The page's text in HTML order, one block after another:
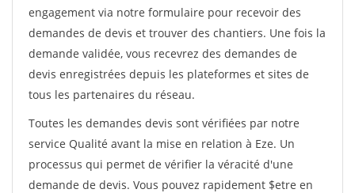
engagement via notre formulaire pour recevoir des
demandes de devis et trouver des chantiers. Une fois la
demande validée, vous recevrez des demandes de
devis enregistrées depuis les plateformes et sites de
tous les partenaires du réseau.
Toutes les demandes devis sont vérifiées par notre
service Qualité avant la mise en relation à Eze. Un
processus qui permet de vérifier la véracité d'une
demande de devis. Vous pouvez rapidement $etre en